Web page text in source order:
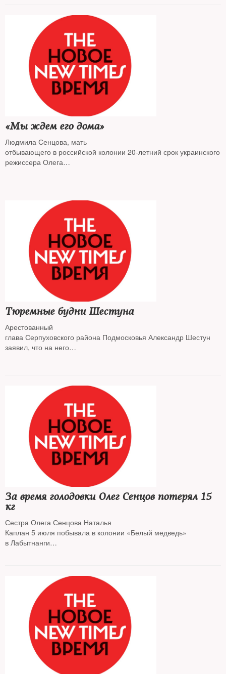
«Мы ждем его дома»
Людмила Сенцова, мать
отбывающего в российской колонии 20-летний срок украинского
режиссера Олега
Тюремные будни Шестуна
Арестованный
глава Серпуховского района Подмосковья Александр Шестун
заявил, что на него
За время голодовки Олег Сенцов потерял 15
кг
Сестра Олега Сенцова Наталья
Каплан 5 июля побывала в колонии «Белый медведь»
в Лабытнанги